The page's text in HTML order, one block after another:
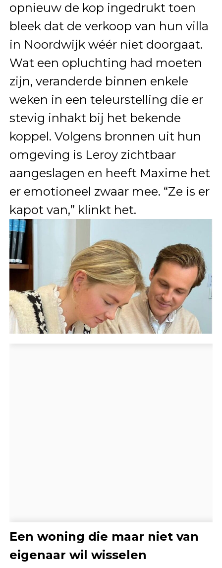
opnieuw de kop ingedrukt toen
bleek dat de verkoop van hun villa
in Noordwijk wéér niet doorgaat.
Wat een opluchting had moeten
zijn, veranderde binnen enkele
weken in een teleurstelling die er
stevig inhakt bij het bekende
koppel. Volgens bronnen uit hun
omgeving is Leroy zichtbaar
aangeslagen en heeft Maxime het
er emotioneel zwaar mee. “Ze is er
kapot van,” klinkt het.
Een woning die maar niet van
eigenaar wil wisselen